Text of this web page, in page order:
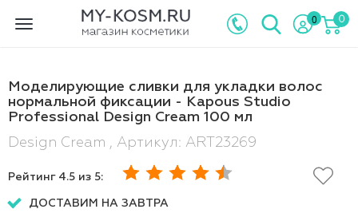
Toggle
0 0
Моделирующие сливки для укладки волос
нормальной фиксации - Kapous Studio
Professional Design Cream 100 мл
Design Cream , Артикул: ART23269
Рейтинг 4.5 из 5:
ДОСТАВИМ НА ЗАВТРА